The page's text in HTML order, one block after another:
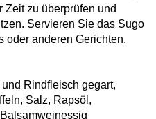
Zeit zu überprüfen und
Servieren Sie das Sugo
oder anderen Gerichten.
Rindfleisch gegart,
Salz, Rapsöl,